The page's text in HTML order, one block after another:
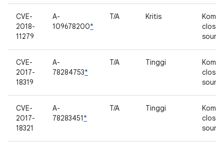
CVE-
2018-
11279
A-
109678200*
T/A Kritis
closed
source
CVE-
2017-
18319
A-
78284753*
T/A Tinggi
closed
source
CVE-
2017-
18321
A-
78283451*
T/A Tinggi
closed
source